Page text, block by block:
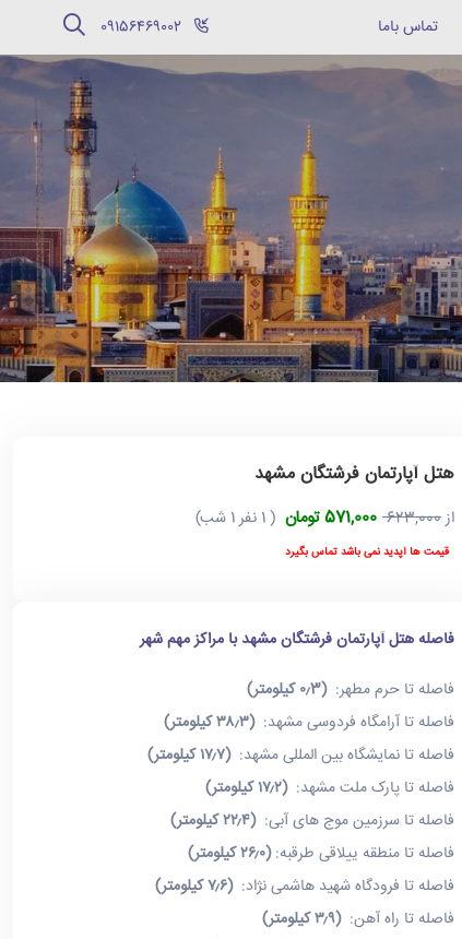
تماس باما
هتل آپارتمان فرشتگان مشهد
از623,000 571,000 تومان ( 1 نفر 1 شب)
قیمت ها آپدید نمی باشد تماس بگیرد
فاصله هتل آپارتمان فرشتگان مشهد با مراکز مهم شهر
فاصله تا حرم مطهر:(۰٫3 کیلومتر)
فاصله تا آرامگاه فردوسی مشهد:(۳۸٫۳ کیلومتر)
فاصله تا نمایشگاه بین المللی مشهد:(۱۷٫۷ کیلومتر)
فاصله تا پارک ملت مشهد:(۱۷٫۲ کیلومتر)
فاصله تا سرزمین موج های آبی:(۲۲٫۴ کیلومتر)
فاصله تا منطقه ییلاقی طرقبه:(۲۶٫۰ کیلومتر)
فاصله تا فرودگاه شهید هاشمی نژاد:(۷٫۶ کیلومتر)
فاصله تا راه آهن:(۳٫۹ کیلومتر)